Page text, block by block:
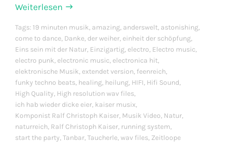
Weiterlesen
Tags: 19 minuten musik, amazing, anderswelt, astonishing,
come to dance, Danke, der weiher, einheit der schöpfung,
Eins sein mit der Natur, Einzigartig, electro, Electro music,
electro punk, electronic music, electronica hit,
elektronische Musik, extendet version, feenreich,
funky techno beats, healing, heilung, HIFI, Hifi Sound,
High Quality, High resolution wav files,
ich hab wieder dicke eier, kaiser musix,
Komponist Ralf Christoph Kaiser, Musik Video, Natur,
naturreich, Ralf Christoph Kaiser, running system,
start the party,Tanbar,Taucherle,wav files, Zeitloope